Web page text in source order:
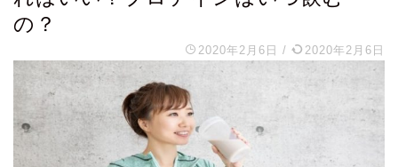
の？
2020年2月6日 / 2020年2月6日